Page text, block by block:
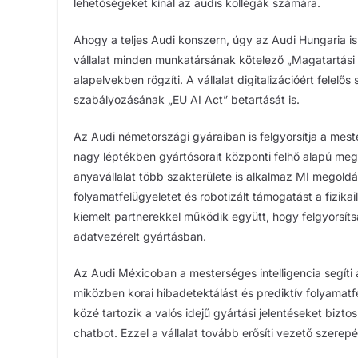
lehetőségeket kínál az audis kollégák számára.
Ahogy a teljes Audi konszern, úgy az Audi Hungaria
vállalat minden munkatársának kötelező
alapelvekben rögzíti. A vállalat digitalizációért felelős
szabályozásának „EU AI Act” betartását is.
Az Audi németországi gyáraiban is felgyorsítja a
nagy léptékben gyártósorait központi felhő alapú
anyavállalat több szakterülete is alkalmaz MI
folyamatfelügyeletet és robotizált támogatást a
kiemelt partnerekkel működik együtt, hogy
adatvezérelt gyártásban.
Az Audi Méxicoban a mesterséges intelligencia
miközben korai hibadetektálást és prediktív
közé tartozik a valós idejű gyártási jelentéseket
chatbot. Ezzel a vállalat tovább erősíti vezető